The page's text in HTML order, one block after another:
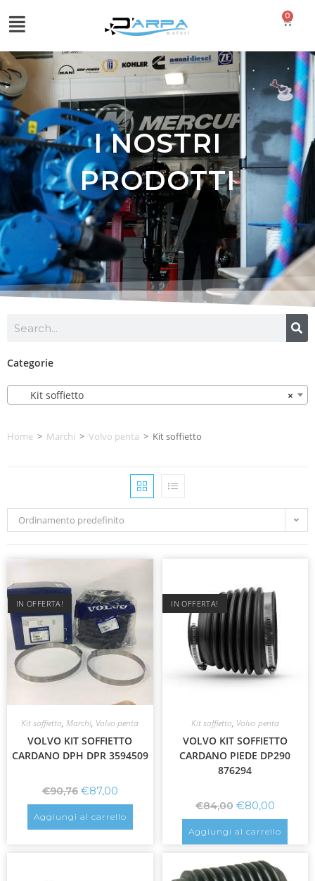
0
I NOSTRI
PRODOTTI
Categorie
×
Kit soffietto
Home > Marchi > Volvo penta > Kit soffietto
Ordinamento predefinito
IN OFFERTA!
Kit soffietto,Marchi, Volvo penta
VOLVO KIT SOFFIETTO
CARDANO DPH DPR 3594509
€90,76 €87,00
Aggiungi al carrello
IN OFFERTA!
Kit soffietto, Volvo penta
VOLVO KIT SOFFIETTO
CARDANO PIEDE DP290
876294
€84,00 €80,00
Aggiungi al carrello